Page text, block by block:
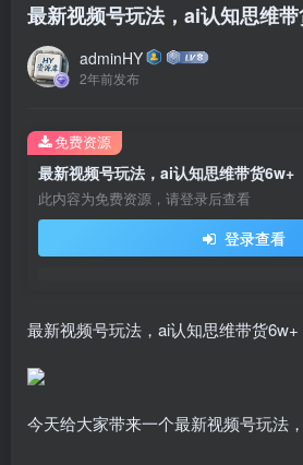
最新视频号玩法，ai认知思维
adminHY
2年前发布
最新视频号玩法，ai认知思维带货6w+
此内容为免费资源，请登录后查看
登录查看
免费资源
最新视频号玩法，ai认知思维带货6w+
今天给大家带来一个最新视频号玩法